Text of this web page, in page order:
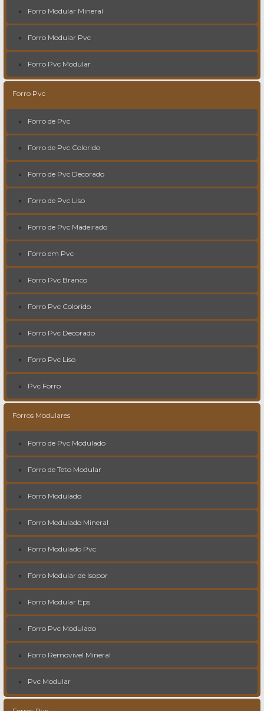
Forro Modular Mineral
Forro Modular Pvc
Forro Pvc Modular
Forro Pvc
Forro de Pvc
Forro de Pvc Colorido
Forro de Pvc Decorado
Forro de Pvc Liso
Forro de Pvc Madeirado
Forro em Pvc
Forro Pvc Branco
Forro Pvc Colorido
Forro Pvc Decorado
Forro Pvc Liso
Pvc Forro
Forros Modulares
Forro de Pvc Modulado
Forro de Teto Modular
Forro Modulado
Forro Modulado Mineral
Forro Modulado Pvc
Forro Modular de Isopor
Forro Modular Eps
Forro Pvc Modulado
Forro Removível Mineral
Pvc Modular